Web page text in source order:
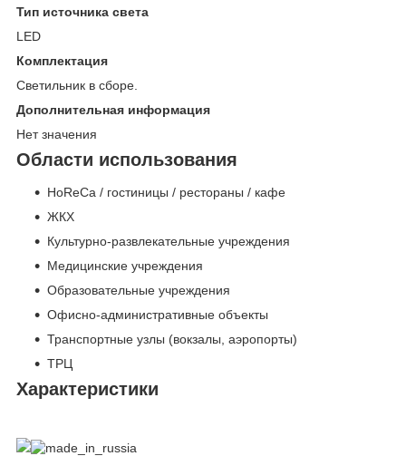
Тип источника света
LED
Комплектация
Светильник в сборе.
Дополнительная информация
Нет значения
Области использования
HoReCa / гостиницы / рестораны / кафе
ЖКХ
Культурно-развлекательные учреждения
Медицинские учреждения
Образовательные учреждения
Офисно-административные объекты
Транспортные узлы (вокзалы, аэропорты)
ТРЦ
Характеристики